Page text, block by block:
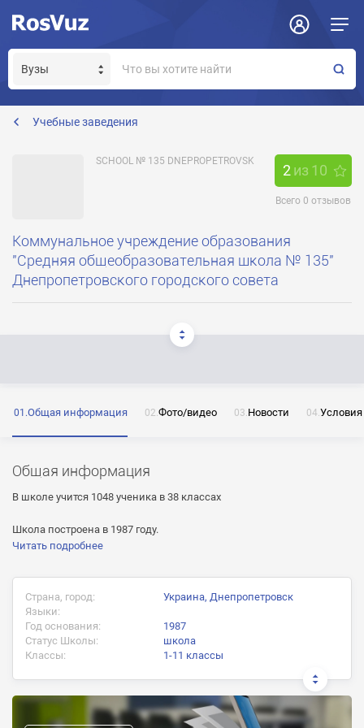
Учебные заведения
SCHOOL № 135 DNEPROPETROVSK
2из 10
Всего 0 отзывов
Коммунальное учреждение образования
"Средняя общеобразовательная школа № 135"
Днепропетровского городского совета
Общая информация Фото/видео Новости
Общая информация
В школе учится 1048 ученика в 38 классах
Школа построена в 1987 году.
Читать подробнее
Страна, город:
Украина, Днепропетровск
Языки:
Год основания:
1987
Статус Школы:
школа
Классы:
1-11 классы
Документ об окончании:
Аттестат о полном среднем образовании
School135@i.ua
на обработку моих персональных данных
ОТПРАВИТЬ
на обработку моих персональных данных
на обработку моих персональных данных